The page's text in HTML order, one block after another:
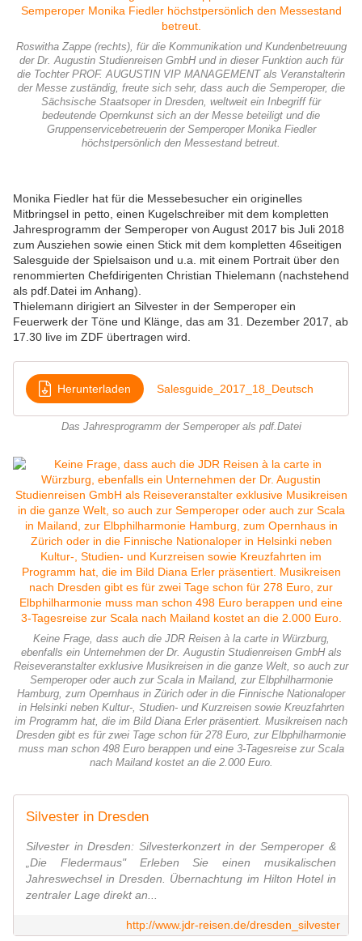
Roswitha Zappe (rechts), für die Kommunikation und Kundenbetreuung
der Dr. Augustin Studienreisen GmbH und in dieser Funktion auch für
die Tochter PROF. AUGUSTIN VIP MANAGEMENT als Veranstalterin
der Messe zuständig, freute sich sehr, dass auch die Semperoper, die
Sächsische Staatsoper in Dresden, weltweit ein Inbegriff für
bedeutende Opernkunst sich an der Messe beteiligt und die
Gruppenservicebetreuerin der Semperoper Monika Fiedler
höchstpersönlich den Messestand betreut.
Monika Fiedler hat für die Messebesucher ein originelles
Mitbringsel in petto, einen Kugelschreiber mit dem kompletten
Jahresprogramm der Semperoper von August 2017 bis Juli 2018
zum Ausziehen sowie einen Stick mit dem kompletten 46seitigen
Salesguide der Spielsaison und u.a. mit einem Portrait über den
renommierten Chefdirigenten Christian Thielemann (nachstehend
als pdf.Datei im Anhang).
Thielemann dirigiert an Silvester in der Semperoper ein
Feuerwerk der Töne und Klänge, das am 31. Dezember 2017, ab
17.30 live im ZDF übertragen wird.
Herunterladen Salesguide_2017_18_Deutsch
Das Jahresprogramm der Semperoper als pdf.Datei
Keine Frage, dass auch die JDR Reisen à la carte in Würzburg,
ebenfalls ein Unternehmen der Dr. Augustin Studienreisen GmbH als
Reiseveranstalter exklusive Musikreisen in die ganze Welt, so auch zur
Semperoper oder auch zur Scala in Mailand, zur Elbphilharmonie
Hamburg, zum Opernhaus in Zürich oder in die Finnische Nationaloper
in Helsinki neben Kultur-, Studien- und Kurzreisen sowie Kreuzfahrten
im Programm hat, die im Bild Diana Erler präsentiert. Musikreisen nach
Dresden gibt es für zwei Tage schon für 278 Euro, zur Elbphilharmonie
muss man schon 498 Euro berappen und eine 3-Tagesreise zur Scala
nach Mailand kostet an die 2.000 Euro.
Silvester in Dresden
Silvester in Dresden: Silvesterkonzert in der Semperoper &
„Die Fledermaus" Erleben Sie einen musikalischen
Jahreswechsel in Dresden. Übernachtung im Hilton Hotel in
zentraler Lage direkt an...
http://www.jdr-reisen.de/dresden_silvester